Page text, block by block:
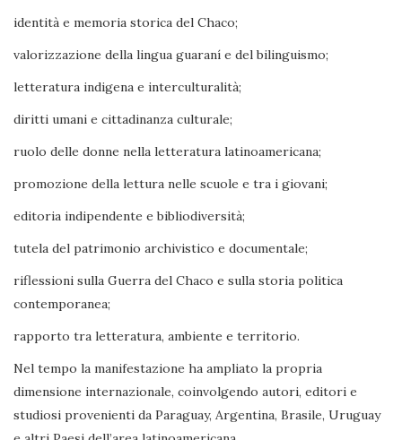
identità e memoria storica del Chaco;
valorizzazione della lingua guaraní e del bilinguismo;
letteratura indigena e interculturalità;
diritti umani e cittadinanza culturale;
ruolo delle donne nella letteratura latinoamericana;
promozione della lettura nelle scuole e tra i giovani;
editoria indipendente e bibliodiversità;
tutela del patrimonio archivistico e documentale;
riflessioni sulla Guerra del Chaco e sulla storia politica
contemporanea;
rapporto tra letteratura, ambiente e territorio.
Nel tempo la manifestazione ha ampliato la propria
dimensione internazionale, coinvolgendo autori, editori e
studiosi provenienti da Paraguay, Argentina, Brasile, Uruguay